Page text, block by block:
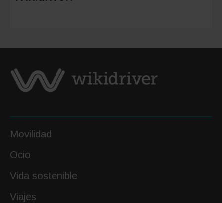
Movilidad
Ocio
Vida sostenible
Viajes